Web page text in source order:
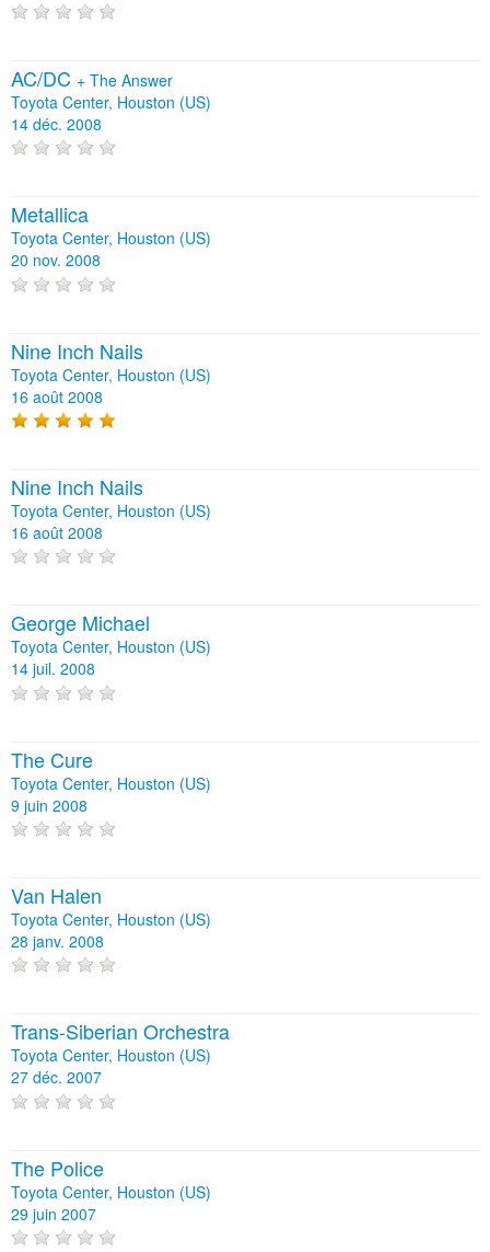
AC/DC + The Answer
Toyota Center, Houston (US)
14 déc. 2008
Metallica
Toyota Center, Houston (US)
20 nov. 2008
Nine Inch Nails
Toyota Center, Houston (US)
16 août 2008
Nine Inch Nails
Toyota Center, Houston (US)
16 août 2008
George Michael
Toyota Center, Houston (US)
14 juil. 2008
The Cure
Toyota Center, Houston (US)
9 juin 2008
Van Halen
Toyota Center, Houston (US)
28 janv. 2008
Trans-Siberian Orchestra
Toyota Center, Houston (US)
27 déc. 2007
The Police
Toyota Center, Houston (US)
29 juin 2007